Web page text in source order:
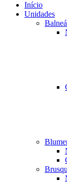
Início
Unidades